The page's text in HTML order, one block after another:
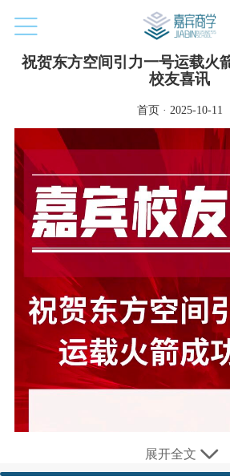
祝贺东方空间引力一号运载火
校友喜讯
首页 · 2025-10-11
展开全文